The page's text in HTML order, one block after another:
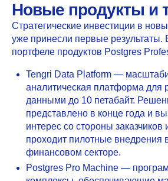
Новые продукты и
Стратегические инвестиции в
уже принесли первые результаты.
портфеле продуктов Postgres
Tengri Data Platform —
аналитическая платформа для
данными до 10 петабайт.
представлено в конце года и
интерес со стороны
проходит пилотные внедрения
финансовом секторе.
Postgres Pro Machine —